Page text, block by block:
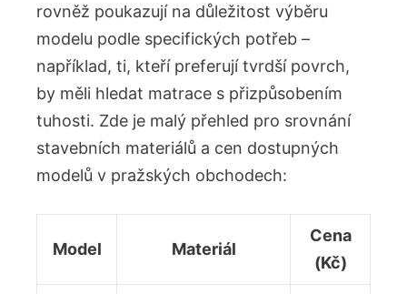
rovněž poukazují na důležitost výběru
modelu podle specifických potřeb –
například, ti, kteří preferují tvrdší povrch,
by měli hledat matrace s přizpůsobením
tuhosti. Zde je malý přehled pro srovnání
stavebních materiálů a cen dostupných
modelů v pražských obchodech:
Model Materiál
Cena
(Kč)